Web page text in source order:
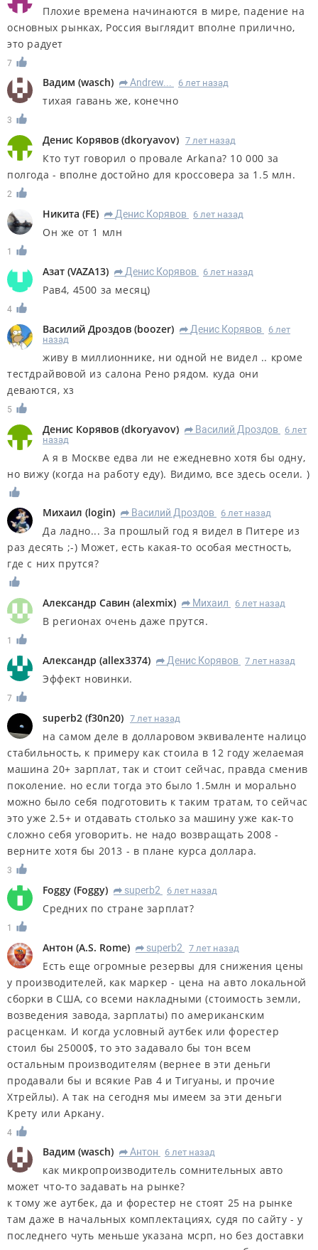
Плохие времена начинаются в мире, падение на
основных рынках, Россия выглядит вполне прилично,
это радует
7
Вадим (wasch) R Andrew... 6 лет назад
тихая гавань же, конечно
3
Денис Корявов (dkoryavov) 7 лет назад
Кто тут говорил о провале Arkana? 10 000 за
полгода - вполне достойно для кроссовера за 1.5 млн.
2
Никита (FE) R Денис Корявов 6 лет назад
Он же от 1 млн
1
Азат (VAZA13) R Денис Корявов 6 лет назад
Рав4, 4500 за месяц)
4
Василий Дроздов (boozer) R Денис Корявов
6 лет
назад
живу в миллионнике, ни одной не видел .. кроме
тестдрайвовой из салона Рено рядом. куда они
деваются, хз
5
Денис Корявов (dkoryavov) R Василий Дроздов
6 лет
назад
А я в Москве едва ли не ежедневно хотя бы одну,
но вижу (когда на работу еду). Видимо, все здесь осели. )
Михаил (login) R Василий Дроздов 6 лет назад
Да ладно... За прошлый год я видел в Питере из
раз десять ;-) Может, есть какая-то особая местность,
где с них прутся?
Александр Савин (alexmix) R Михаил 6 лет назад
В регионах очень даже прутся.
1
Александр (allex3374) R Денис Корявов 7 лет назад
Эффект новинки.
7
superb2 (f30n20) 7 лет назад
на самом деле в долларовом эквиваленте налицо
стабильность, к примеру как стоила в 12 году желаемая
машина 20+ зарплат, так и стоит сейчас, правда сменив
поколение. но если тогда это было 1.5млн и морально
можно было себя подготовить к таким тратам, то сейчас
это уже 2.5+ и отдавать столько за машину уже как-то
сложно себя уговорить. не надо возвращать 2008 -
верните хотя бы 2013 - в плане курса доллара.
3
Foggy (Foggy) R superb2 6 лет назад
Средних по стране зарплат?
1
Антон (A.S. Rome) R superb2 7 лет назад
Есть еще огромные резервы для снижения цены
у производителей, как маркер - цена на авто локальной
сборки в США, со всеми накладными (стоимость земли,
возведения завода, зарплаты) по американским
расценкам. И когда условный аутбек или форестер
стоил бы 25000$, то это задавало бы тон всем
остальным производителям (вернее в эти деньги
продавали бы и всякие Рав 4 и Тигуаны, и прочие
Хтрейлы). А так на сегодня мы имеем за эти деньги
Крету или Аркану.
4
Вадим (wasch) R Антон 6 лет назад
как микропроизводитель сомнительных авто
может что-то задавать на рынке?
к тому же аутбек, да и форестер не стоят 25 на рынке
там даже в начальных комплектациях, судя по сайту - у
последнего чуть меньше указана мсрп, но без доставки